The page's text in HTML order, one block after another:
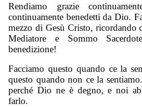
Rendiamo grazie
continuamente benedetti da Dio.
mezzo di Gesù Cristo, ricordando
Mediatore e Sommo
benedizione!
Facciamo questo quando ce la
questo quando non ce la
perché Dio ne è degno, e noi
farlo.